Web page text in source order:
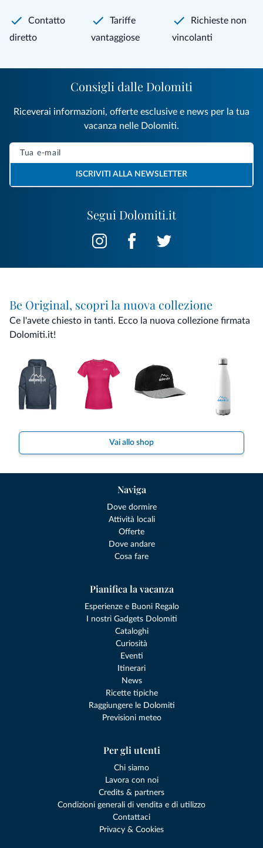
Contatto
diretto
Tariffe
vantaggiose
Richieste non
vincolanti
Segui Dolomiti.it
Consigli dalle Dolomiti
Riceverai informazioni, offerte esclusive e news per la tua
vacanza nelle Dolomiti.
ISCRIVITI ALLA NEWSLETTER
Be Original, scopri la nuova collezione
Ce l'avete chiesto in tanti. Ecco la nuova collezione firmata
Dolomiti.it!
Vai allo shop
Naviga
Dove dormire
Attività locali
Offerte
Dove andare
Cosa fare
Pianifica la vacanza
Esperienze e Buoni Regalo
I nostri Gadgets Dolomiti
Cataloghi
Curiosità
Eventi
Itinerari
News
Ricette tipiche
Raggiungere le Dolomiti
Previsioni meteo
Per gli utenti
Chi siamo
Lavora con noi
Credits & partners
Condizioni generali di vendita e di utilizzo
Contattaci
Privacy & Cookies